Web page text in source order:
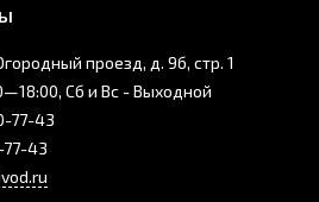
проезд, д. 9б, стр. 1
Сб и Вс - Выходной
77-43
43